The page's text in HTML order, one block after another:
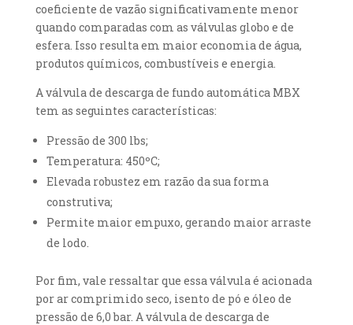
coeficiente de vazão significativamente menor
quando comparadas com as válvulas globo e de
esfera. Isso resulta em maior economia de água,
produtos químicos, combustíveis e energia.
A válvula de descarga de fundo automática MBX
tem as seguintes características:
Pressão de 300 lbs;
Temperatura: 450ºC;
Elevada robustez em razão da sua forma
construtiva;
Permite maior empuxo, gerando maior arraste
de lodo.
Por fim, vale ressaltar que essa válvula é acionada
por ar comprimido seco, isento de pó e óleo de
pressão de 6,0 bar. A válvula de descarga de